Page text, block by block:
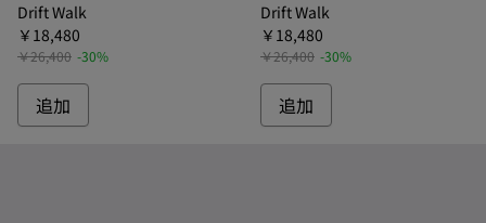
Drift Walk
￥18,480
￥26,400 -30%
追加
Drift Walk
￥18,480
￥26,400 -30%
追加